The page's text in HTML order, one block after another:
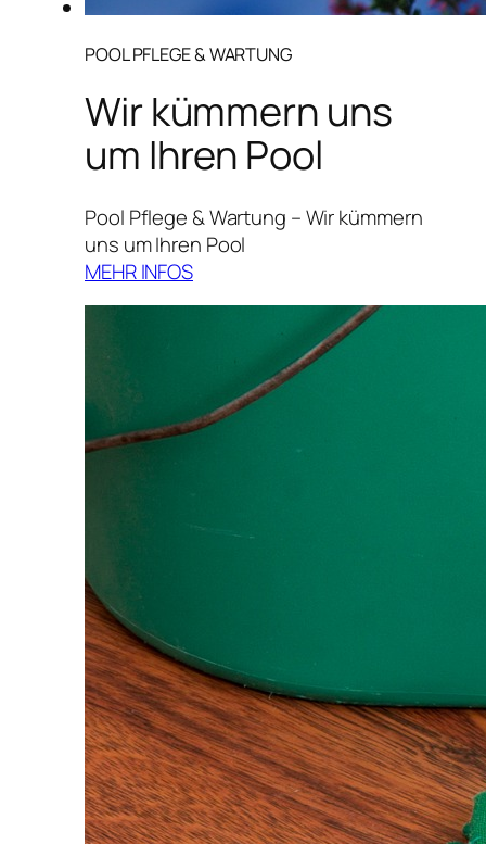
POOL PFLEGE & WARTUNG
Wir kümmern uns
um Ihren Pool
Pool Pflege & Wartung – Wir kümmern
uns um Ihren Pool
MEHR INFOS